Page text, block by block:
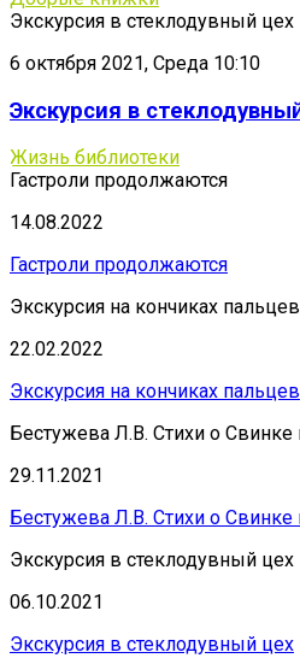
Экскурсия в стеклодувный цех
6 октября 2021, Среда 10:10
Экскурсия в
Жизнь библиотеки
Гастроли продолжаются
14.08.2022
Гастроли продолжаются
Экскурсия на кончиках пальцев
22.02.2022
Экскурсия на кончиках пальцев
Бестужева Л.В. Стихи о Свинке
29.11.2021
Бестужева Л.В. Стихи о Свинке
Экскурсия в стеклодувный цех
06.10.2021
Экскурсия в стеклодувный цех